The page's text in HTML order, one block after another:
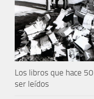
Los libros que hace
ser leídos